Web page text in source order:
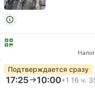
Подтверждается сразу
17:25 10:00+1 16 ч.